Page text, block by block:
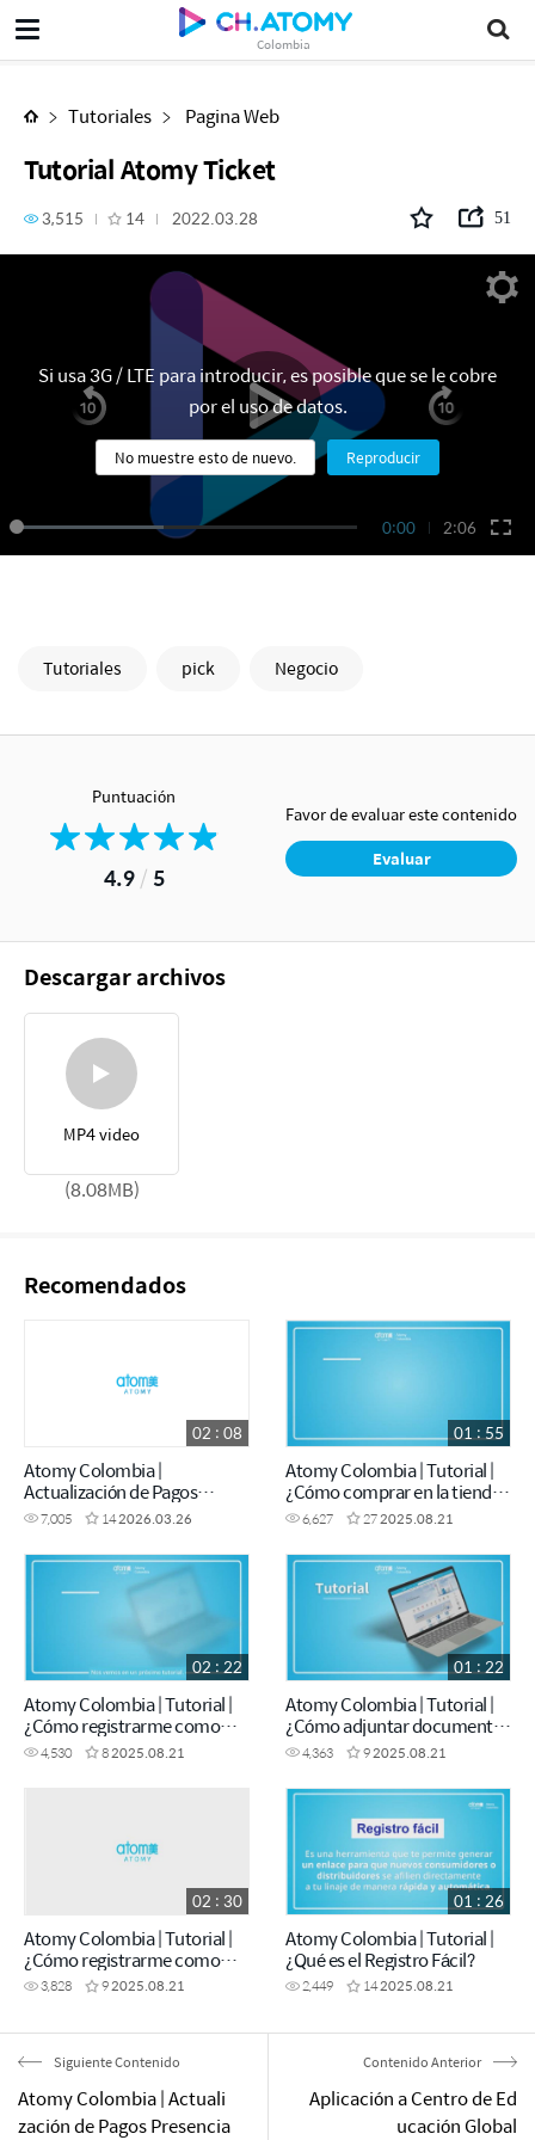
Colombia
Tutorial Atomy Ticket
Tutoriales Pagina Web
Tutorial Atomy Ticket
3,515 14 2022.03.28 51
0:00 2:06
Si usa 3G / LTE para introducir, es posible que se le cobre
por el uso de datos.
No muestre esto de nuevo. Reproducir
Tutoriales pick Negocio
Puntuación
4.9/ 5
Favor de evaluar este contenido
Evaluar
Descargar archivos
MP4 video
(8.08MB)
Recomendados
Atomy Colombia |
Actualización de Pagos
Presenciales
7,005 142026.03.26
02 : 08
Atomy Colombia | Tutorial |
¿Cómo comprar en la tienda
de Atomy Colombia?
6,627 272025.08.21
01 : 55
Atomy Colombia | Tutorial |
¿Cómo registrarme como
distribuidor?
4,530 82025.08.21
02 : 22
Atomy Colombia | Tutorial |
¿Cómo adjuntar documentos
para el pago de comisiones?
4,363 92025.08.21
01 : 22
Atomy Colombia | Tutorial |
¿Cómo registrarme como
consumidor?
3,828 92025.08.21
02 : 30
Atomy Colombia | Tutorial |
¿Qué es el Registro Fácil?
2,449 142025.08.21
01 : 26
Siguiente Contenido
Atomy Colombia | Actuali
zación de Pagos Presencia
Contenido Anterior
Aplicación a Centro de Ed
ucación Global